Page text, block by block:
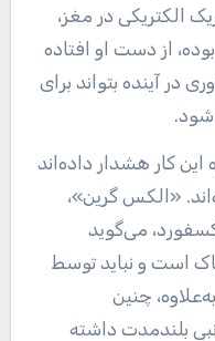
الکتریکی در مغز،
از دست او افتاده
در آینده بتواند برای
شود.
این کار هشدار داده‌اند
«الکس گرین»،
می‌گوید
است و نباید توسط
چنین
بلندمدت داشته